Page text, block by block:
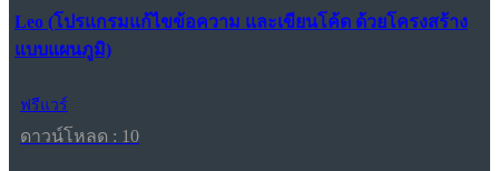
Leo (โปรแกรมแก้ไขข้อความ และเขียนโค้ด ด้วยโครงสร้าง
แบบแผนภูมิ)
ฟรีแวร์
ดาวน์โหลด : 10